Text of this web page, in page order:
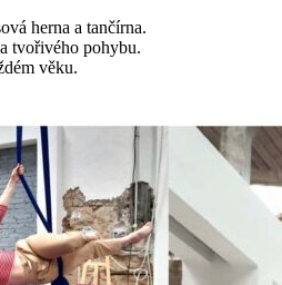
herna a tančírna.
tvořivého pohybu.
věku.